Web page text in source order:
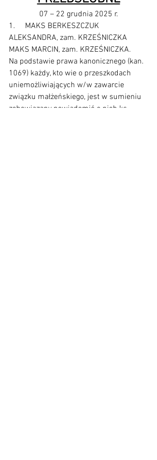
07 – 22 grudnia 2025 r.
1.     MAKS BERKESZCZUK
ALEKSANDRA, zam. KRZEŚNICZKA
MAKS MARCIN, zam. KRZEŚNICZKA.
Na podstawie prawa kanonicznego (kan.
1069) każdy, kto wie o przeszkodach
uniemożliwiających w/w zawarcie
związku małżeńskiego, jest w sumieniu
zobowiązany powiadomić o nich ks.